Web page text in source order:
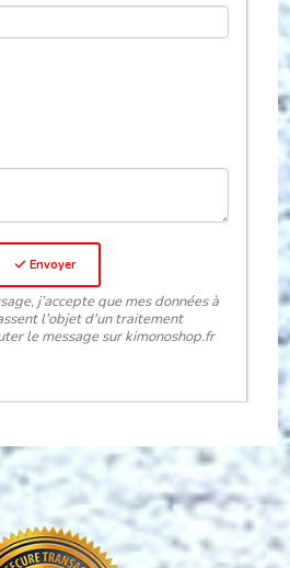
Envoyer
j’accepte que mes données à
l'objet d'un traitement
le message sur kimonoshop.fr